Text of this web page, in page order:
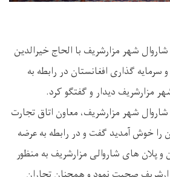
شهر مزارشريف با الحاج خیرالدین
گذاری افغانستان در رابطه به
مزارشریف دیدار و گفتگو کرد.‏
شهر مزارشريف، معاون اتاق تجارت
را خوش آمديد گفت و در رابطه به عرضه
پلان های شاروالی مزارشريف به منظور